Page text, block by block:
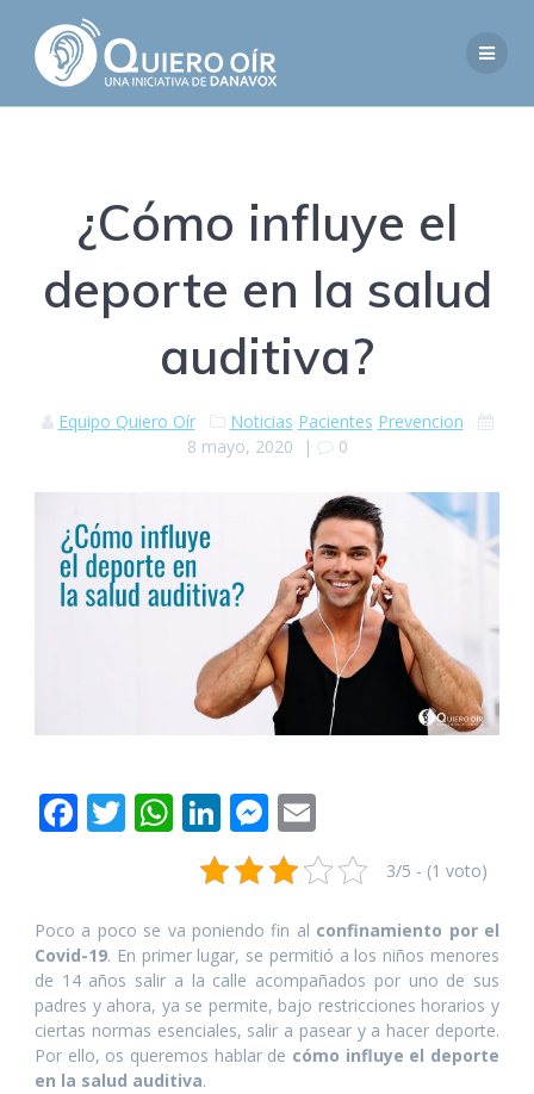
contenido
¿Cómo influye el
deporte en la salud
auditiva?
Equipo Quiero Oír Noticias Pacientes Prevencion
8 mayo, 2020 | 0
F
b
o
o
k
T
er
W
at
s
A
p
p
Li
n
k
e
dI
n
M
e
ss
e
n
g
er
m
ai
l
3/5 - (1 voto)
Poco a poco se va poniendo fin al confinamiento por el
Covid-19. En primer lugar, se permitió a los niños menores
de 14 años salir a la calle acompañados por uno de sus
padres y ahora, ya se permite, bajo restricciones horarios y
ciertas normas esenciales, salir a pasear y a hacer deporte.
Por ello, os queremos hablar de cómo influye el deporte
en la salud auditiva.